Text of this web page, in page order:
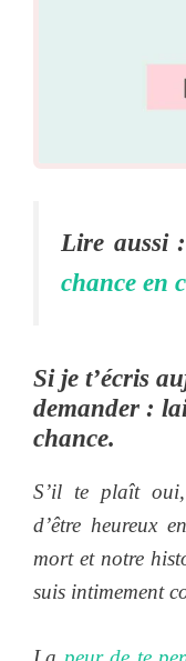
Lire aussi :
chance en
Si je t’écris
demander :
chance.
S’il te plaît oui,
d’être heureux
mort et notre
suis intimement